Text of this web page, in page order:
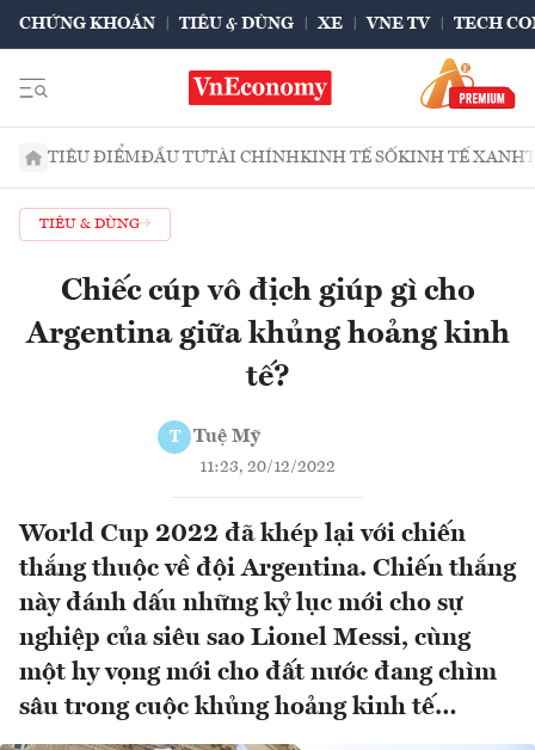
CHỨNG KHOÁN TIÊU & DÙNG XE VNE TV TECH
TIÊU ĐIỂMĐẦU TƯTÀI CHÍNHKINH TẾ SỐKINH TẾ XANH
TIÊU & DÙNG
Chiếc cúp vô địch giúp gì cho
Argentina giữa khủng hoảng kinh
tế?
T Tuệ Mỹ
11:23, 20/12/2022
World Cup 2022 đã khép lại với chiến
thắng thuộc về đội Argentina. Chiến thắng
này đánh dấu những kỷ lục mới cho sự
nghiệp của siêu sao Lionel Messi, cùng
một hy vọng mới cho đất nước đang chìm
sâu trong cuộc khủng hoảng kinh tế…